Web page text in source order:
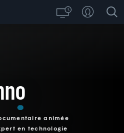
animée
en technologie